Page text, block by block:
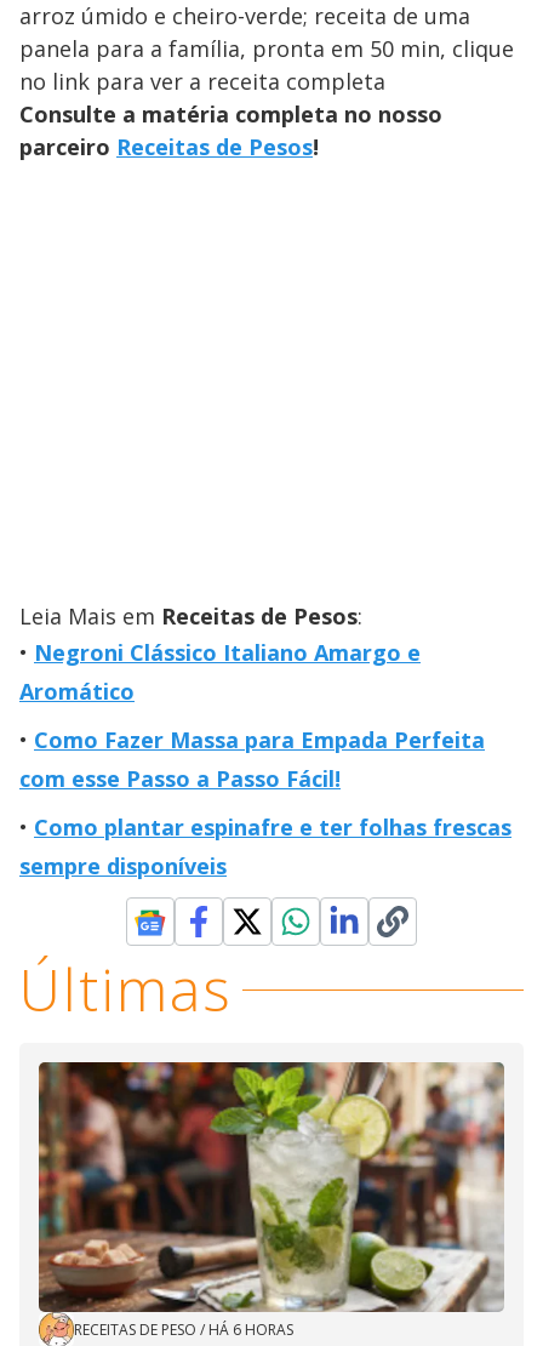
arroz úmido e cheiro-verde; receita de uma
panela para a família, pronta em 50 min, clique
no link para ver a receita completa
Consulte a matéria completa no nosso
parceiro Receitas de Pesos!
Leia Mais em Receitas de Pesos:
Negroni Clássico Italiano Amargo e
Aromático
Como Fazer Massa para Empada Perfeita
com esse Passo a Passo Fácil!
Como plantar espinafre e ter folhas frescas
sempre disponíveis
Últimas
RECEITAS DE PESO / HÁ 6 HORAS